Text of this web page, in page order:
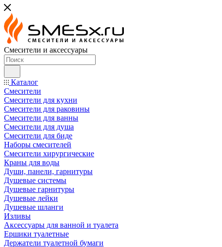
Смесители и аксессуары
Каталог
Смесители
Смесители для кухни
Смесители для раковины
Смесители для ванны
Смесители для душа
Смесители для биде
Наборы смесителей
Смесители хирургические
Краны для воды
Души, панели, гарнитуры
Душевые системы
Душевые гарнитуры
Душевые лейки
Душевые шланги
Изливы
Аксессуары для ванной и туалета
Ершики туалетные
Держатели туалетной бумаги